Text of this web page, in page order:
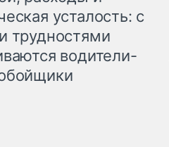
усталость: с
трудностями
водители-